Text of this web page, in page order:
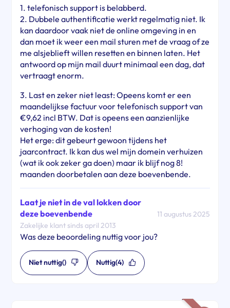
1. telefonisch support is belabberd.
2. Dubbele authentificatie werkt regelmatig niet. Ik
kan daardoor vaak niet de online omgeving in en
dan moet ik weer een mail sturen met de vraag of ze
me alsjeblieft willen resetten en binnen laten. Het
antwoord op mijn mail duurt minimaal een dag, dat
vertraagt enorm.
3. Last en zeker niet least: Opeens komt er een
maandelijkse factuur voor telefonisch support van
€9,62 incl BTW. Dat is opeens een aanzienlijke
verhoging van de kosten!
Het erge: dit gebeurt gewoon tijdens het
jaarcontract. Ik kan dus wel mijn domein verhuizen
(wat ik ook zeker ga doen) maar ik blijf nog 8!
maanden doorbetalen aan deze boevenbende.
Laat je niet in de val lokken door
deze boevenbende
Zakelijke klant sinds april 2013
11 augustus 2025
Was deze beoordeling nuttig voor jou?
Niet nuttig() Nuttig(4)